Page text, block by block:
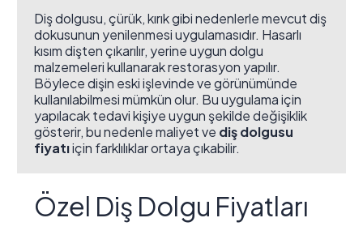
Diş dolgusu, çürük, kırık gibi nedenlerle mevcut diş
dokusunun yenilenmesi uygulamasıdır. Hasarlı
kısım dişten çıkarılır, yerine uygun dolgu
malzemeleri kullanarak restorasyon yapılır.
Böylece dişin eski işlevinde ve görünümünde
kullanılabilmesi mümkün olur. Bu uygulama için
yapılacak tedavi kişiye uygun şekilde değişiklik
gösterir, bu nedenle maliyet ve diş dolgusu
fiyatıiçin farklılıklar ortaya çıkabilir.
Özel Diş Dolgu Fiyatları